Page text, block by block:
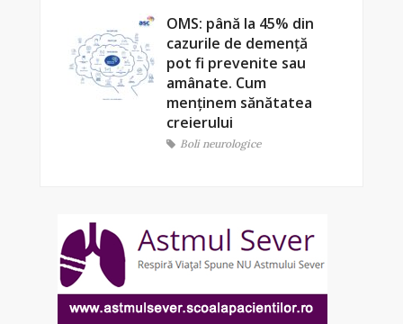
OMS: până la 45% din
cazurile de demență
pot fi prevenite sau
amânate. Cum
menținem sănătatea
creierului
Boli neurologice